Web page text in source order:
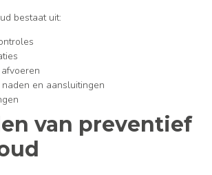
bestaat uit:
en aansluitingen
van preventief